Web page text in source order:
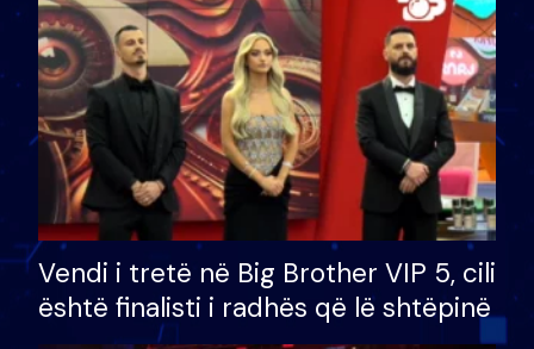
Vendi i tretë në Big Brother VIP 5, cili
është finalisti i radhës që lë shtëpinë